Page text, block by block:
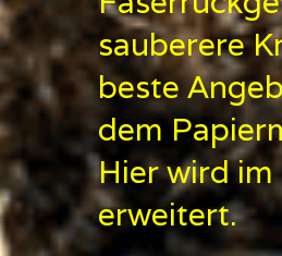
sauberere
beste
dem
Hier wird
erweitert.